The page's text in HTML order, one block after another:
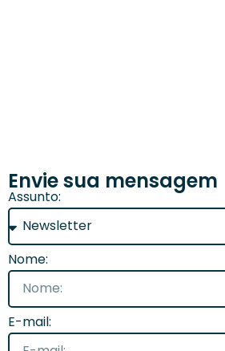
Envie sua mensagem
Assunto:
Nome:
E-mail: